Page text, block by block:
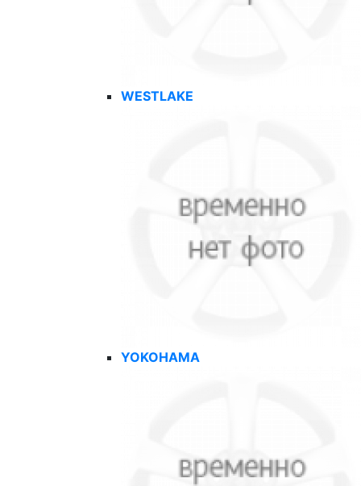
WESTLAKE
YOKOHAMA